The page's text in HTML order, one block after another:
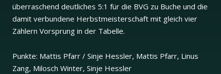
überraschend deutliches 5:1 für die BVG zu Buche und die
damit verbundene Herbstmeisterschaft mit gleich vier
Zählern Vorsprung in der Tabelle.
Punkte: Mattis Pfarr / Sinje Hessler, Mattis Pfarr, Linus
Zang, Milosch Winter, Sinje Hessler